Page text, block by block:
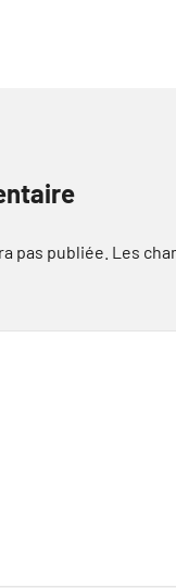
pas publiée. Les